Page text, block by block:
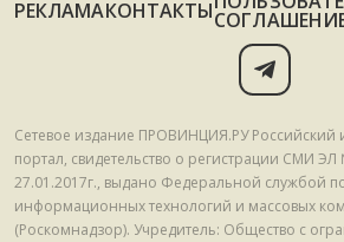
РЕКЛАМАКОНТАКТЫ
Сетевое издание ПРОВИНЦИЯ.РУ
портал, свидетельство о регистрации СМИ
27.01.2017г., выдано Федеральной службой
информационных технологий и массовых
(Роскомнадзор). Учредитель: Общество с